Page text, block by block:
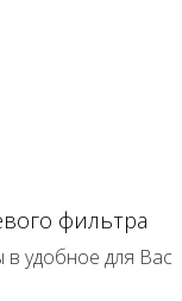
фильтра
в удобное для Вас